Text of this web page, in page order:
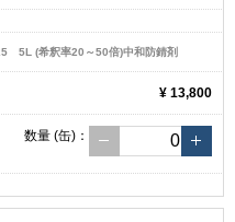
5L (希釈率20～50倍)中和防錆剤
¥ 13,800
数量 (缶) ：